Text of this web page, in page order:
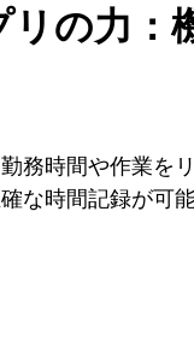
の力：
務時間や作業を
な時間記録が可